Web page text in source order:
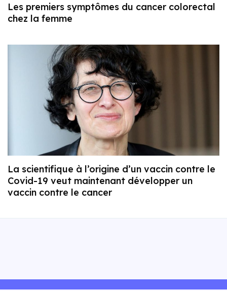
Les premiers symptômes du cancer colorectal
chez la femme
La scientifique à l’origine d’un vaccin contre le
Covid-19 veut maintenant développer un
vaccin contre le cancer